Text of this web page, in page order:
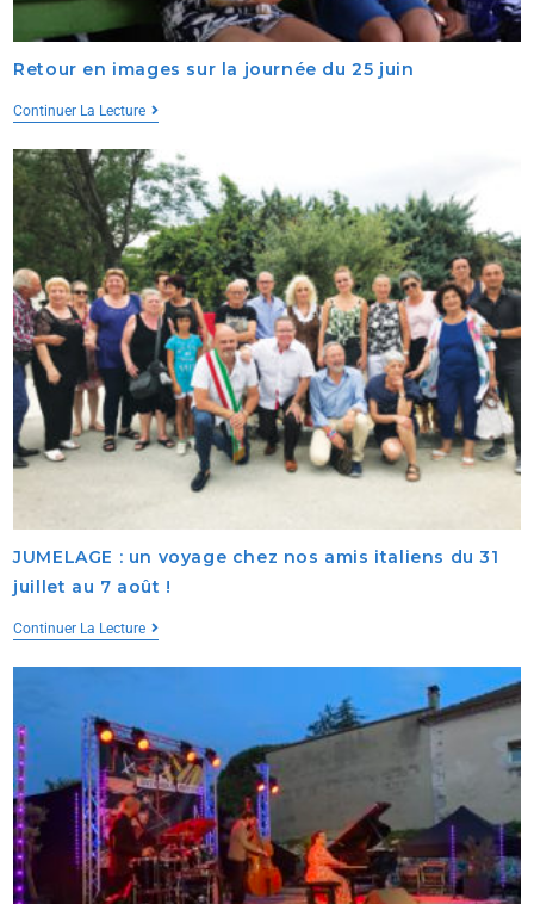
Retour en images sur la journée du 25 juin
Continuer La Lecture
JUMELAGE : un voyage chez nos amis italiens du 31
juillet au 7 août !
Continuer La Lecture